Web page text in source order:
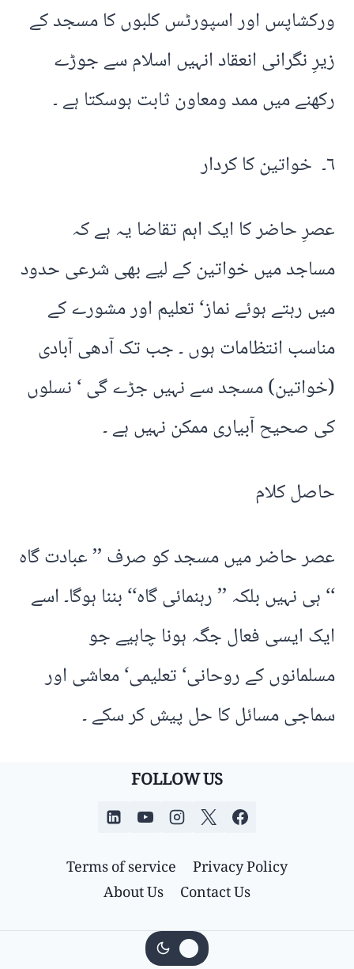
ورکشاپس اور اسپورٹس کلبوں کا مسجد کے
زیرِ نگرانی انعقاد انہیں اسلام سے جوڑے
رکھنے میں ممد ومعاون ثابت ہوسکتا ہے ۔
۶۔ خواتین کا کردار
عصرِ حاضر کا ایک اہم تقاضا یہ ہے کہ
مساجد میں خواتین کے لیے بھی شرعی حدود
میں رہتے ہوئے نماز‘ تعلیم اور مشورے کے
مناسب انتظامات ہوں ۔ جب تک آدھی آبادی
(خواتین) مسجد سے نہیں جڑے گی ‘ نسلوں
کی صحیح آبیاری ممکن نہیں ہے ۔
حاصل کلام
عصر حاضر میں مسجد کو صرف ’’ عبادت گاہ
‘‘ ہی نہیں بلکہ ’’ رہنمائی گاہ‘‘ بننا ہوگا۔ اسے
ایک ایسی فعال جگہ ہونا چاہیے جو
مسلمانوں کے روحانی‘ تعلیمی‘ معاشی اور
سماجی مسائل کا حل پیش کر سکے ۔
FOLLOW US
Privacy Policy
Terms of service
Contact Us
About Us